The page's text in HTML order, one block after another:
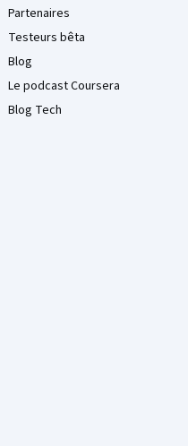
Partenaires
Testeurs bêta
Blog
Le podcast Coursera
Blog Tech